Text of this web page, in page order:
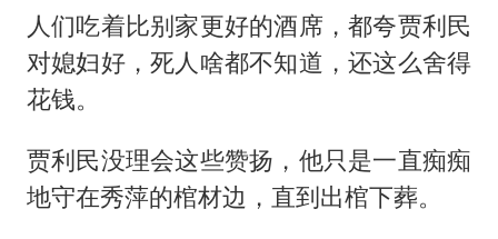
人们吃着比别家更好的酒席，都夸贾利民
对媳妇好，死人啥都不知道，还这么舍得
花钱。
贾利民没理会这些赞扬，他只是一直痴痴
地守在秀萍的棺材边，直到出棺下葬。